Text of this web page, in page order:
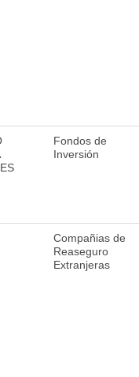
Fondos de
Inversión
Compañias de
Reaseguro
Extranjeras